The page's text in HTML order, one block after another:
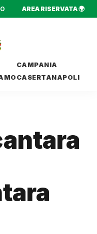
AREA RISERVATA 🌍
CAMPANIA
CASERTANAPOLI